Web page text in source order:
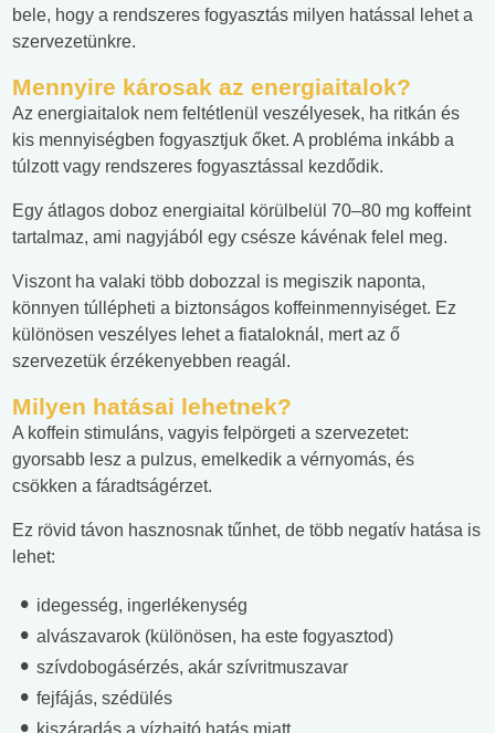
bele, hogy a rendszeres fogyasztás milyen hatással lehet a
szervezetünkre.
Mennyire károsak az energiaitalok?
Az energiaitalok nem feltétlenül veszélyesek, ha ritkán és
kis mennyiségben fogyasztjuk őket. A probléma inkább a
túlzott vagy rendszeres fogyasztással kezdődik.
Egy átlagos doboz energiaital körülbelül 70–80 mg koffeint
tartalmaz, ami nagyjából egy csésze kávénak felel meg.
Viszont ha valaki több dobozzal is megiszik naponta,
könnyen túllépheti a biztonságos koffeinmennyiséget. Ez
különösen veszélyes lehet a fiataloknál, mert az ő
szervezetük érzékenyebben reagál.
Milyen hatásai lehetnek?
A koffein stimuláns, vagyis felpörgeti a szervezetet:
gyorsabb lesz a pulzus, emelkedik a vérnyomás, és
csökken a fáradtságérzet.
Ez rövid távon hasznosnak tűnhet, de több negatív hatása is
lehet:
idegesség, ingerlékenység
alvászavarok (különösen, ha este fogyasztod)
szívdobogásérzés, akár szívritmuszavar
fejfájás, szédülés